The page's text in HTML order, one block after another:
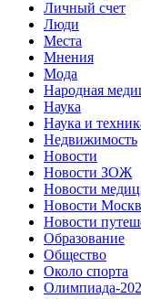
Личный счет
Люди
Места
Мнения
Мода
Народная
Наука
Наука и
Недвижимость
Новости
Новости ЗОЖ
Новости
Новости
Новости
Образование
Общество
Около спорта
Олимпиада-